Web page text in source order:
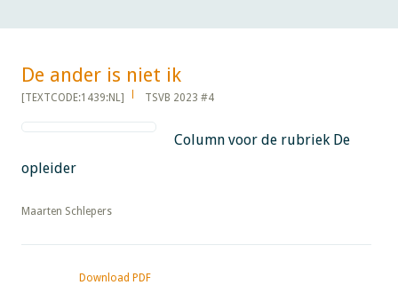
De ander is niet ik​​​​​​
[TEXTCODE:1439:NL] TSVB 2023 #4
Column voor de rubriek De
opleider
​​​​​​​Maarten Schlepers
Download PDF